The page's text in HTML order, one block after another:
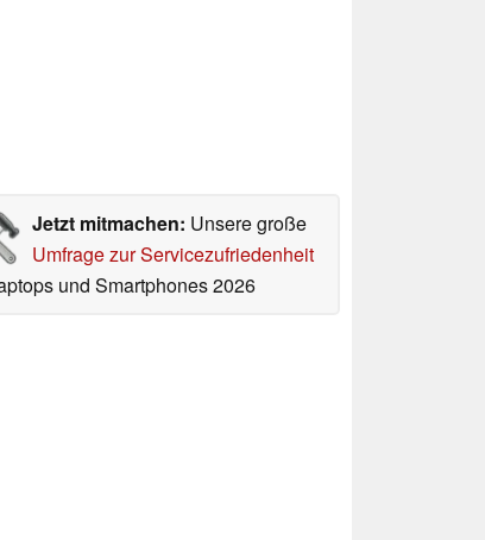
Jetzt mitmachen: Unsere große
Umfrage zur Servicezufriedenheit
und Smartphones 2026